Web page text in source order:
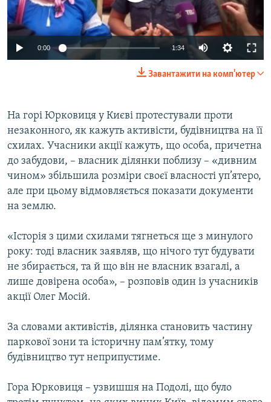
ВІДЕОУРОКИ «ELIFBE»
СВІДЧЕННЯ ОКУПАЦІЇ
УКРАЇНСЬКА ПРОБЛЕМА КРИМУ
Русский
Qırımtatar
Усі сайти RFE/RL
0:00 1:34
Завантажити на комп'ютер
На горі Юрковиця у Києві протестували проти
незаконного, як кажуть активісти, будівництва на її
схилах. Учасники акції кажуть, що особа, причетна
до забудови, – власник ділянки поблизу – «дивним
чином» збільшила розміри своєї власності уп’ятеро,
але при цьому відмовляється показати документи
на землю.
«Історія з цими схилами тягнеться ще з минулого
року: тоді власник заявляв, що нічого тут будувати
не збирається, та й що він не власник взагалі, а
лише довірена особа», – розповів один із учасників
акції Олег Мосій.
За словами активістів, ділянка становить частину
паркової зони та історичну пам’ятку, тому
будівництво тут неприпустиме.
Гора Юрковиця – узвишшя на Подолі, що було